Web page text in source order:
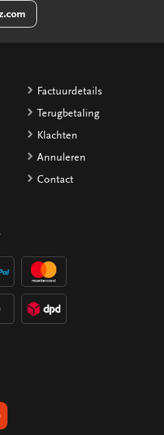
Factuurdetails
Terugbetaling
Klachten
Annuleren
Contact
OP LINKEDIN
ONS OP PINTEREST